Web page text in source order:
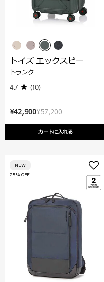
¥57,200
¥42,900
カートに入れる
トイズ エックスピー
トランク
4.7 (10)
25% OFF
NEW